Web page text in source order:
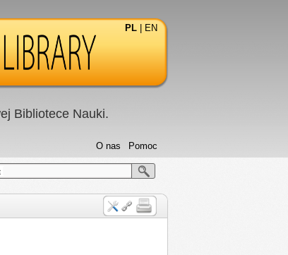
PL EN
Bibliotece Nauki.
Pomoc
O nas